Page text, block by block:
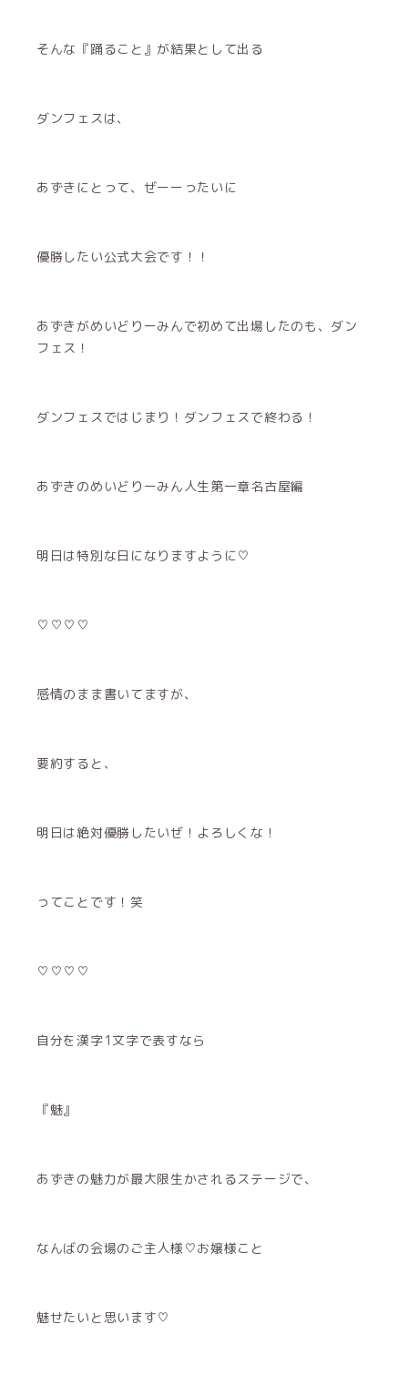
そんな『踊ること』が結果として出る
ダンフェスは、
あずきにとって、ぜーーったいに
優勝したい公式大会です！！
あずきがめいどりーみんで初めて出場したのも、ダン
フェス！
ダンフェスではじまり！ダンフェスで終わる！
あずきのめいどりーみん人生第一章名古屋編
明日は特別な日になりますように♡
♡♡♡♡
感情のまま書いてますが、
要約すると、
明日は絶対優勝したいぜ！よろしくな！
ってことです！笑
♡♡♡♡
自分を漢字1文字で表すなら
『魅』
あずきの魅力が最大限生かされるステージで、
なんばの会場のご主人様♡お嬢様こと
魅せたいと思います♡